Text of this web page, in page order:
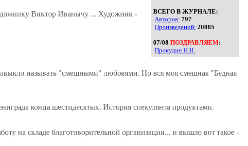
ВСЕГО В ЖУРНАЛЕ:
Авторов: 797
Произведений: 20885
07/08 ПОЗДРАВЛЯЕМ:
Прокудин Н.Н.
Виктор Иванычу ... Художник -
называть "смешными" любовями. Но вся моя смешная "Бедная
конца шестидесятых. История спекулянта продуктами.
на складе благотоворительной организации... и вышло вот такое -